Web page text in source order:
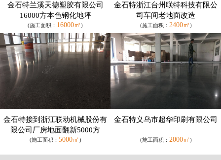
金石特兰溪天德塑胶有限公司
16000方本色钢化地坪
(施工面积： 16000㎡)
金石特浙江台州联特科技有限公
司车间老地面改造
(施工面积： 2400㎡)
金石特接到浙江联动机械股份有
限公司厂房地面翻新5000方
(施工面积： 5000㎡)
金石特义乌市超华印刷有限公司
(施工面积： 2000㎡)